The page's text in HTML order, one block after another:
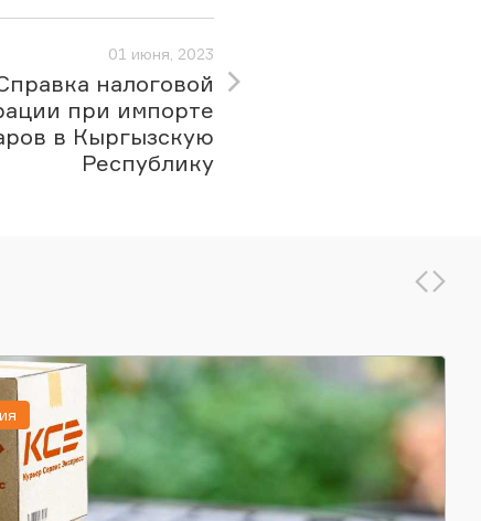
01 июня, 2023
налоговой
при импорте
в Кыргызскую
Республику